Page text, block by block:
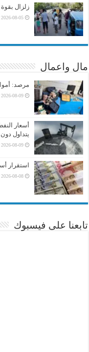
زلزال بقوة 6.3 درجة يضرب جنوب الفلبين (فيديو)
2026-08-05
مال واعمال
مرصد:
2026-08-09
أسعار
يتداول دون 84
2026-08-09
استقرار
2026-08-08
تابعنا على فيسبوك